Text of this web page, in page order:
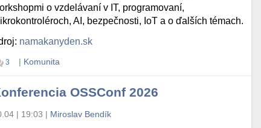
o vzdelávaní v IT, programovaní,
AI, bezpečnosti, IoT a o ďalších témach.
namakanyden.sk
3 | Komunita
OSSConf 2026
| 19:03 | Miroslav Bendík